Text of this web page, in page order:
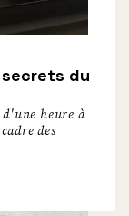
du
heure à
des